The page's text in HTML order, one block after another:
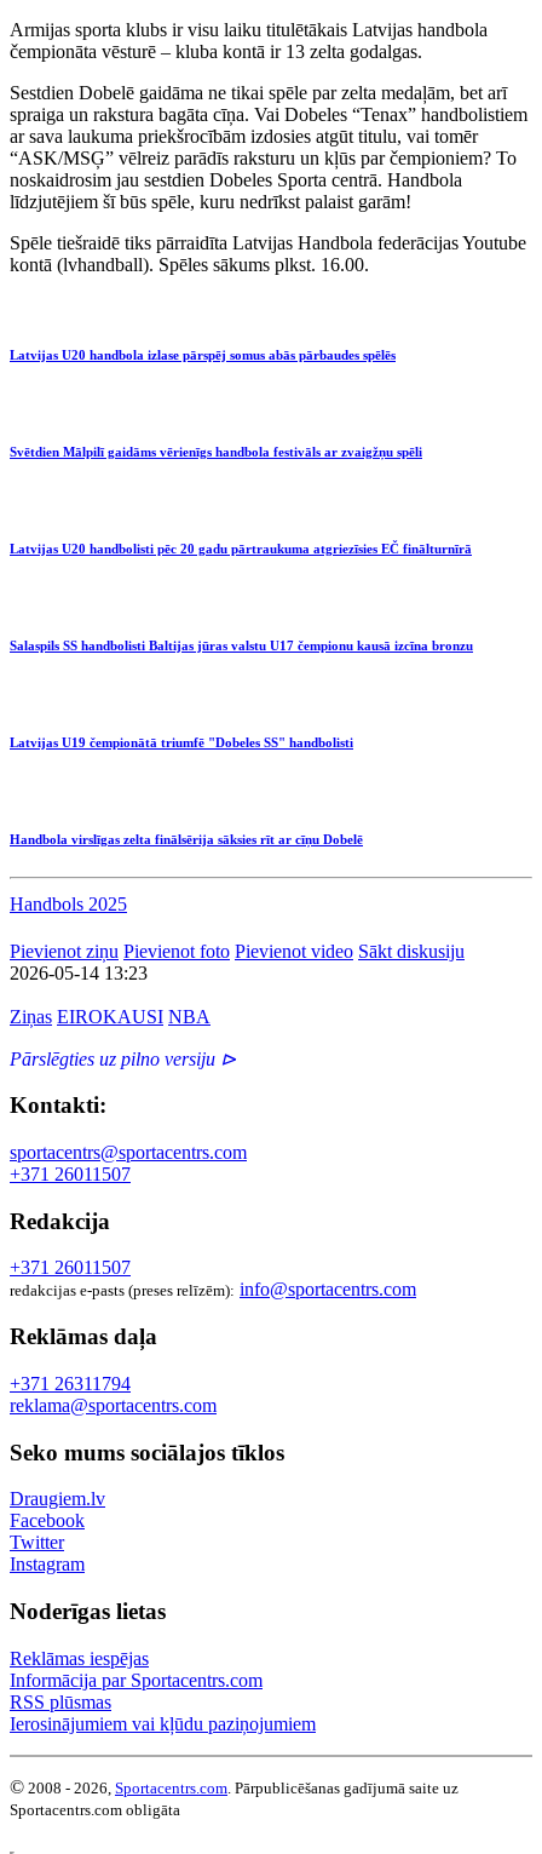
Armijas sporta klubs ir visu laiku titulētākais Latvijas handbola
čempionāta vēsturē – kluba kontā ir 13 zelta godalgas.
Sestdien Dobelē gaidāma ne tikai spēle par zelta medaļām, bet arī
spraiga un rakstura bagāta cīņa. Vai Dobeles “Tenax” handbolistiem
ar sava laukuma priekšrocībām izdosies atgūt titulu, vai tomēr
“ASK/MSĢ” vēlreiz parādīs raksturu un kļūs par čempioniem? To
noskaidrosim jau sestdien Dobeles Sporta centrā. Handbola
līdzjutējiem šī būs spēle, kuru nedrīkst palaist garām!
Spēle tiešraidē tiks pārraidīta Latvijas Handbola federācijas Youtube
kontā (lvhandball). Spēles sākums plkst. 16.00.
Latvijas U20 handbola izlase pārspēj somus abās pārbaudes spēlēs
Svētdien Mālpilī gaidāms vērienīgs handbola festivāls ar zvaigžņu spēli
Latvijas U20 handbolisti pēc 20 gadu pārtraukuma atgriezīsies EČ finālturnīrā
Salaspils SS handbolisti Baltijas jūras valstu U17 čempionu kausā izcīna bronzu
Latvijas U19 čempionātā triumfē "Dobeles SS" handbolisti
Handbola virslīgas zelta finālsērija sāksies rīt ar cīņu Dobelē
Handbols 2025
Pievienot ziņu Pievienot foto Pievienot video Sākt diskusiju
2026-05-14 13:23
Ziņas EIROKAUSI NBA
Pārslēgties uz pilno versiju ⊳
Kontakti:
sportacentrs@sportacentrs.com
+371 26011507
Redakcija
+371 26011507
redakcijas e-pasts (preses relīzēm): info@sportacentrs.com
Reklāmas daļa
+371 26311794
reklama@sportacentrs.com
Seko mums sociālajos tīklos
Draugiem.lv
Facebook
Twitter
Instagram
Noderīgas lietas
Reklāmas iespējas
Informācija par Sportacentrs.com
RSS plūsmas
Ierosinājumiem vai kļūdu paziņojumiem
© 2008 - 2026, Sportacentrs.com . Pārpublicēšanas gadījumā saite uz
Sportacentrs.com obligāta